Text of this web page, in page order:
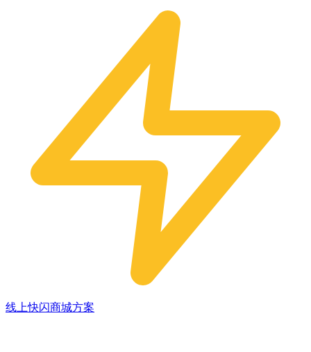
线上快闪商城方案